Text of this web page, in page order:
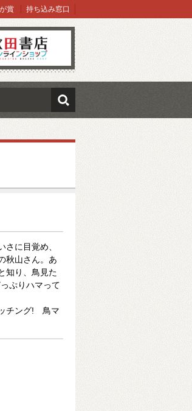
ショップ
賞 持ち込み窓口
検索
に目覚め、
秋山さん。あ
知り、鳥見た
ぷりハマって
チング! 鳥マ